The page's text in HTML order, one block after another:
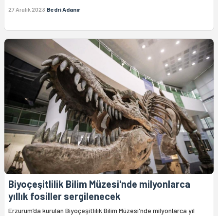
27 Aralık 2023 Bedri Adanır
Biyoçeşitlilik Bilim Müzesi'nde milyonlarca
yıllık fosiller sergilenecek
Erzurum’da kurulan Biyoçeşitlilik Bilim Müzesi'nde milyonlarca yıl